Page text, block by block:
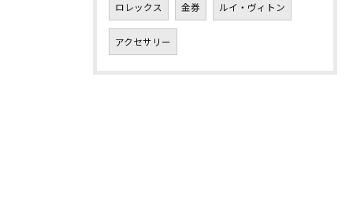
ロレックス 金券 ルイ・ヴィトン
アクセサリー